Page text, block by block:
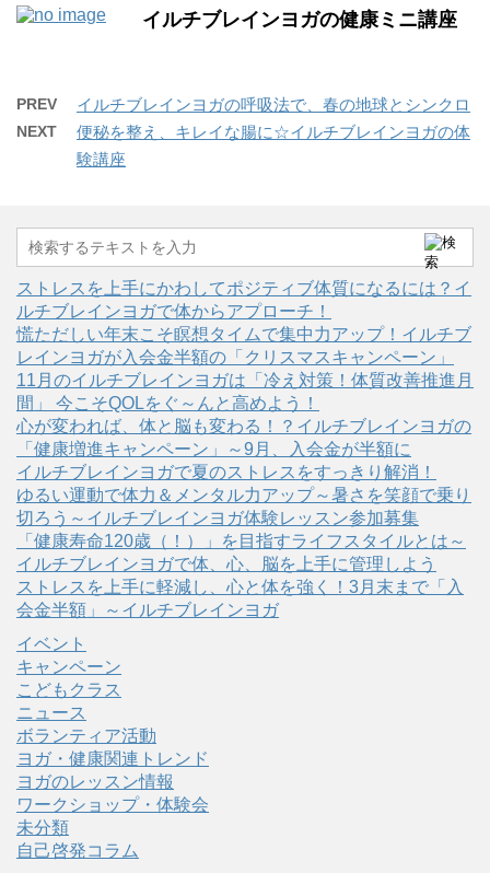
イルチブレインヨガの健康ミニ講座
PREV イルチブレインヨガの呼吸法で、春の地球とシンクロ
NEXT
便秘を整え、キレイな腸に☆イルチブレインヨガの体
験講座
ストレスを上手にかわしてポジティブ体質になるには？イ
ルチブレインヨガで体からアプローチ！
慌ただしい年末こそ瞑想タイムで集中力アップ！イルチブ
レインヨガが入会金半額の「クリスマスキャンペーン」
11月のイルチブレインヨガは「冷え対策！体質改善推進月
間」 今こそQOLをぐ～んと高めよう！
心が変われば、体と脳も変わる！？イルチブレインヨガの
「健康増進キャンペーン」～9月、入会金が半額に
イルチブレインヨガで夏のストレスをすっきり解消！
ゆるい運動で体力＆メンタル力アップ～暑さを笑顔で乗り
切ろう～イルチブレインヨガ体験レッスン参加募集
「健康寿命120歳（！）」を目指すライフスタイルとは～
イルチブレインヨガで体、心、脳を上手に管理しよう
ストレスを上手に軽減し、心と体を強く！3月末まで「入
会金半額」～イルチブレインヨガ
イベント
キャンペーン
こどもクラス
ニュース
ボランティア活動
ヨガ・健康関連トレンド
ヨガのレッスン情報
ワークショップ・体験会
未分類
自己啓発コラム